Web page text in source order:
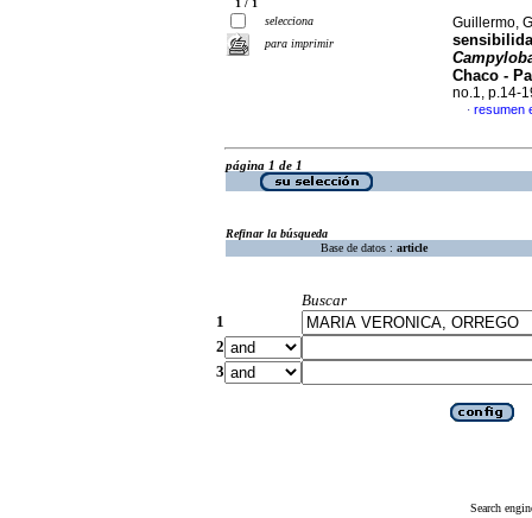
1 / 1
selecciona
para imprimir
Guillermo,
Chaco -
no.1, p.14-
· resumen
página 1 de 1
Refinar la búsqueda
Base de datos : article
Buscar
1
2
3
Search